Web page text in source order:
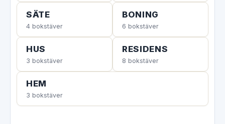
SÄTE
4 bokstäver
BONING
6 bokstäver
HUS
3 bokstäver
RESIDENS
8 bokstäver
HEM
3 bokstäver